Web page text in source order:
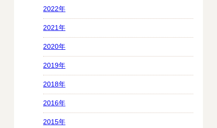
2022年
2021年
2020年
2019年
2018年
2016年
2015年